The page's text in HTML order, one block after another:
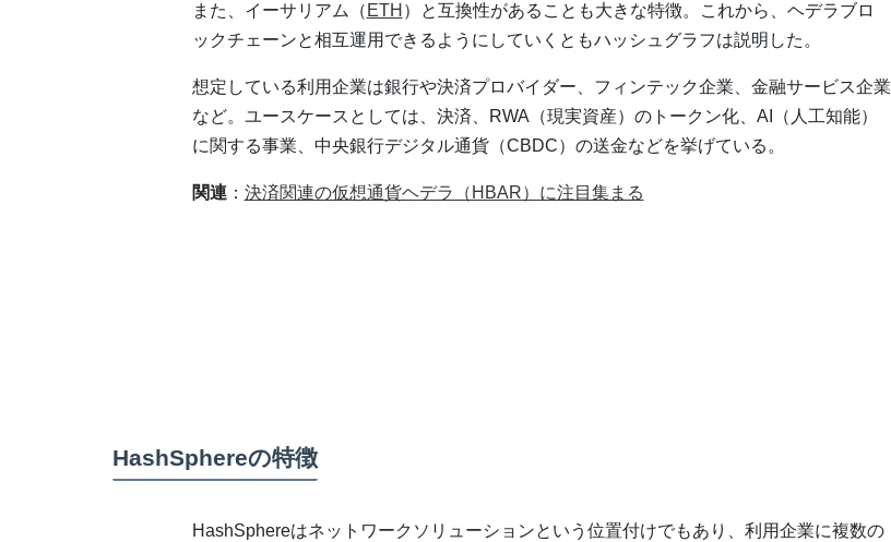
また、イーサリアム（ ETH ）と互換性があることも大きな特徴。これから、ヘデラブロ
ックチェーンと相互運用できるようにしていくともハッシュグラフは説明した。
想定している利用企業は銀行や決済プロバイダー、フィンテック企業、金融サービス企業
など。ユースケースとしては、決済、RWA（現実資産）のトークン化、AI（人工知能）
に関する事業、中央銀行デジタル通貨（CBDC）の送金などを挙げている。
関連： 決済関連の仮想通貨ヘデラ（HBAR）に注目集まる
HashSphereの特徴
HashSphereはネットワークソリューションという位置付けでもあり、利用企業に複数の